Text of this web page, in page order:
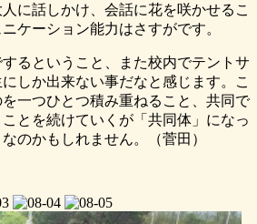
に話しかけ、会話に花を咲かせるこ
ケーション能力はさすがです。
るということ、また校内でテントサ
しか出来ない事だなと感じます。こ
一つひとつ積み重ねること、共同で
とを続けていくが「共同体」になっ
のかもしれません。（菅田）